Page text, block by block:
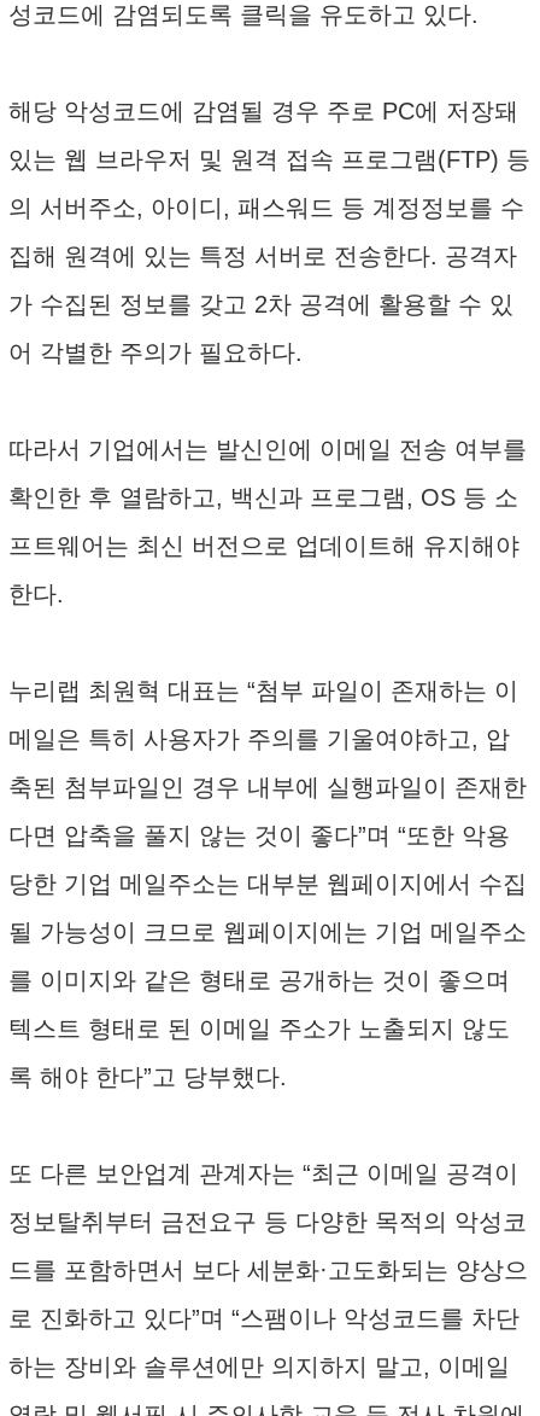
성코드에 감염되도록 클릭을 유도하고 있다.
해당 악성코드에 감염될 경우 주로 PC에 저장돼
있는 웹 브라우저 및 원격 접속 프로그램(FTP) 등
의 서버주소, 아이디, 패스워드 등 계정정보를 수
집해 원격에 있는 특정 서버로 전송한다. 공격자
가 수집된 정보를 갖고 2차 공격에 활용할 수 있
어 각별한 주의가 필요하다.
따라서 기업에서는 발신인에 이메일 전송 여부를
확인한 후 열람하고, 백신과 프로그램, OS 등 소
프트웨어는 최신 버전으로 업데이트해 유지해야
한다.
누리랩 최원혁 대표는 “첨부 파일이 존재하는 이
메일은 특히 사용자가 주의를 기울여야하고, 압
축된 첨부파일인 경우 내부에 실행파일이 존재한
다면 압축을 풀지 않는 것이 좋다”며 “또한 악용
당한 기업 메일주소는 대부분 웹페이지에서 수집
될 가능성이 크므로 웹페이지에는 기업 메일주소
를 이미지와 같은 형태로 공개하는 것이 좋으며
텍스트 형태로 된 이메일 주소가 노출되지 않도
록 해야 한다”고 당부했다.
또 다른 보안업계 관계자는 “최근 이메일 공격이
정보탈취부터 금전요구 등 다양한 목적의 악성코
드를 포함하면서 보다 세분화·고도화되는 양상으
로 진화하고 있다”며 “스팸이나 악성코드를 차단
하는 장비와 솔루션에만 의지하지 말고, 이메일